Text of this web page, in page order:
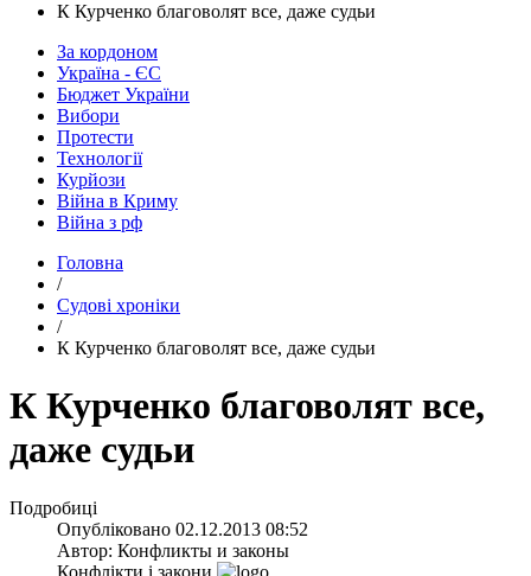
К Курченко благоволят все, даже судьи
За кордоном
Україна - ЄС
Бюджет України
Вибори
Протести
Технології
Курйози
Війна в Криму
Війна з рф
Головна
/
Судові хроніки
/
К Курченко благоволят все, даже судьи
К Курченко благоволят все,
даже судьи
Подробиці
Опубліковано 02.12.2013 08:52
Автор: Конфликты и законы
Конфлікти і закони